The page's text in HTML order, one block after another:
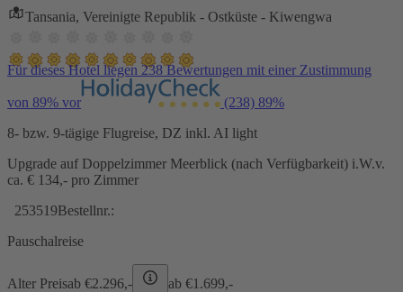
Tansania, Vereinigte Republik - Ostküste - Kiwengwa
Für dieses Hotel liegen 238 Bewertungen mit einer Zustimmung
von 89% vor (238) 89%
8- bzw. 9-tägige Flugreise, DZ inkl. AI light
Upgrade auf Doppelzimmer Meerblick (nach Verfügbarkeit) i.W.v.
ca. € 134,- pro Zimmer
253519Bestellnr.:
Pauschalreise
Alter Preisab €2.296,- ab €1.699,-